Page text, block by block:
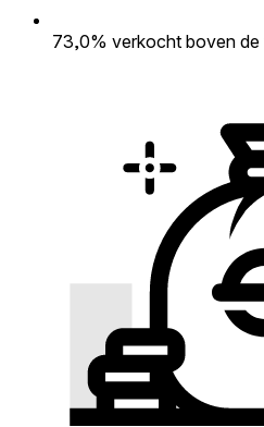
73,0% verkocht boven de